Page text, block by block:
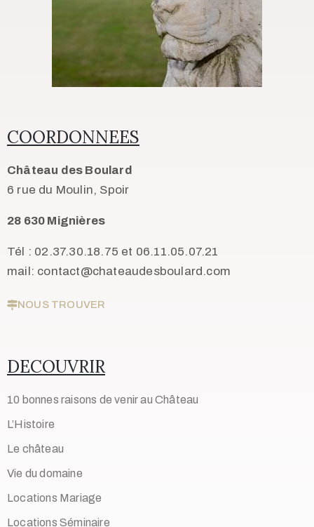
COORDONNEES
Château des Boulard
6 rue du Moulin, Spoir
28 630 Mignières
Tél : 02.37.30.18.75 et 06.11.05.07.21
mail: contact@chateaudesboulard.com
NOUS TROUVER
DECOUVRIR
10 bonnes raisons de venir au Château
L’Histoire
Le château
Vie du domaine
Locations Mariage
Locations Séminaire